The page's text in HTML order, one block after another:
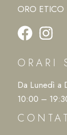
ORO ETICO
ORARI
Da Lunedì a
10:00 –